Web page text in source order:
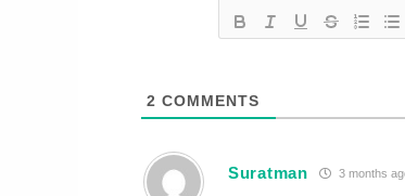
2 COMMENTS
Suratman 3 months